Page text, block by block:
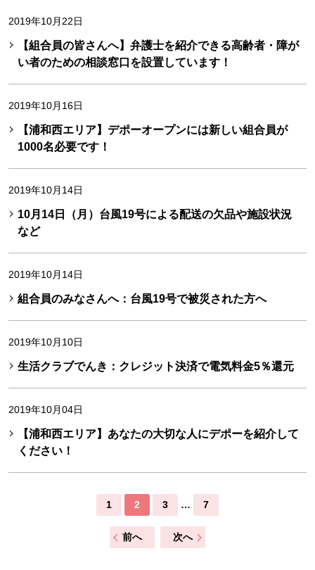
2019年10月22日
【組合員の皆さんへ】弁護士を紹介できる高齢者・障が
い者のための相談窓口を設置しています！
2019年10月16日
【浦和西エリア】デポーオープンには新しい組合員が
1000名必要です！
2019年10月14日
10月14日（月）台風19号による配送の欠品や施設状況
など
2019年10月14日
組合員のみなさんへ：台風19号で被災された方へ
2019年10月10日
生活クラブでんき：クレジット決済で電気料金5％還元
2019年10月04日
【浦和西エリア】あなたの大切な人にデポーを紹介して
ください！
1 2 3 … 7
前へ 次へ